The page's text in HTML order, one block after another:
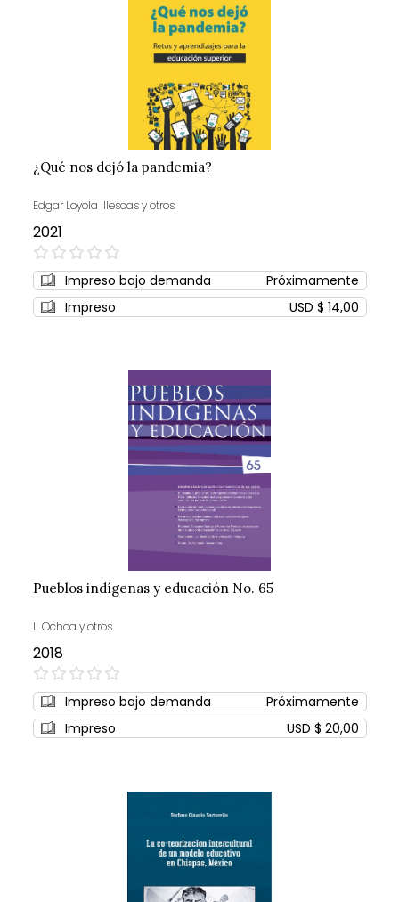
¿Qué nos dejó la pandemia?
Edgar Loyola Illescas y otros
2021
0%
Impreso bajo demanda
Próximamente
Impreso
USD $ 14,00
Pueblos indígenas y educación No. 65
L. Ochoa y otros
2018
0%
Impreso bajo demanda
Próximamente
Impreso
USD $ 20,00